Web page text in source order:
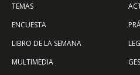
TEMAS
ENCUESTA
LIBRO DE LA SEMANA
MULTIMEDIA